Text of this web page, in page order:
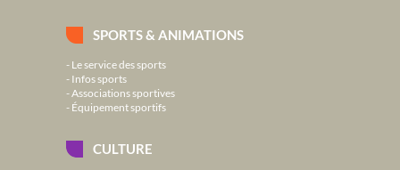
SPORTS & ANIMATIONS
Le service des sports
Infos sports
Associations sportives
Équipement sportifs
CULTURE